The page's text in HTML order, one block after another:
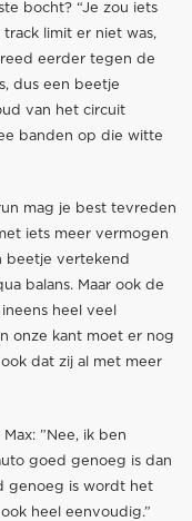
bocht? “Je zou iets
limit er niet was,
eerder tegen de
dus een beetje
van het circuit
banden op die witte
mag je best tevreden
iets meer vermogen
beetje vertekend
balans. Maar ook de
heel veel
onze kant moet er nog
dat zij al met meer
”Nee, ik ben
goed genoeg is dan
genoeg is wordt het
heel eenvoudig.”